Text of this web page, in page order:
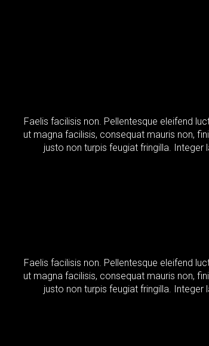
Faelis facilisis non. Pellentesque eleifend
ut magna facilisis, consequat mauris non,
justo non turpis feugiat fringilla.
Faelis facilisis non. Pellentesque eleifend
ut magna facilisis, consequat mauris non,
justo non turpis feugiat fringilla.